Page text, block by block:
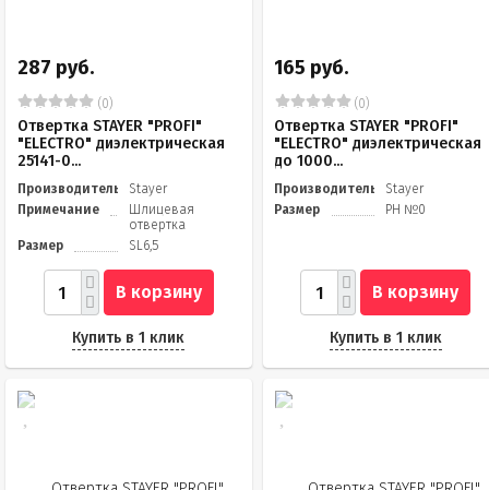
287 руб.
(0)
Отвертка STAYER "PROFI"
"ELECTRO" диэлектрическая
25141-0...
Производитель
Stayer
Примечание
Шлицевая
отвертка
Размер
SL6,5
В корзину
Купить в 1 клик
165 руб.
(0)
Отвертка STAYER "PROFI"
"ELECTRO" диэлектрическая
до 1000...
Производитель
Stayer
Размер
PH №0
В корзину
Купить в 1 клик